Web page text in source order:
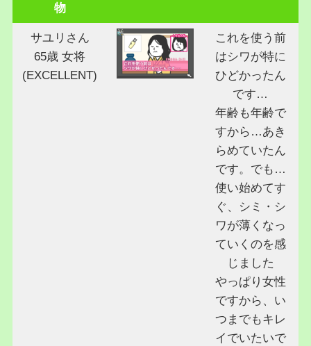
物
サユリさん
65歳 女将
(EXCELLENT)
これを使う前
はシワが特に
ひどかったん
です…
年齢も年齢で
すから…あき
らめていたん
です。でも…
使い始めてす
ぐ、シミ・シ
ワが薄くなっ
ていくのを感
じました
やっぱり女性
ですから、い
つまでもキレ
イでいたいで